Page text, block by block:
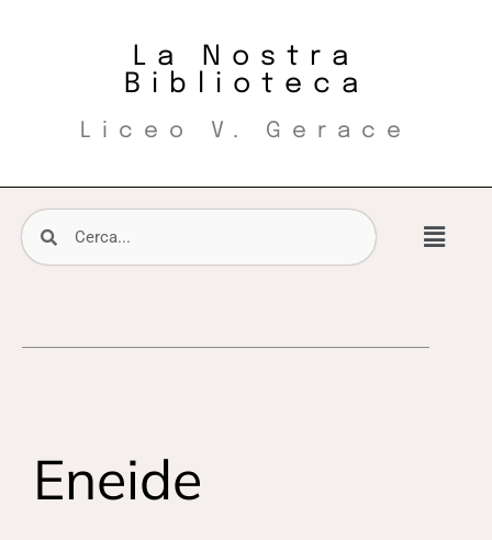
La Nostra
Biblioteca
Liceo V. Gerace
Eneide